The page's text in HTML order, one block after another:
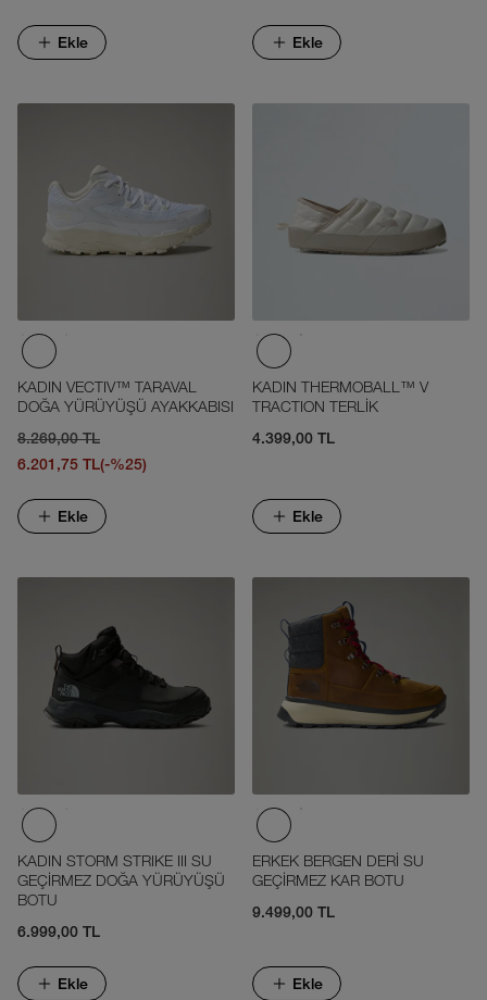
Ekle Ekle
KADIN VECTIV™ TARAVAL
DOĞA YÜRÜYÜŞÜ AYAKKABISI
8.269,00 TL
6.201,75 TL(-%25)
Ekle
KADIN THERMOBALL™ V
TRACTION TERLİK
4.399,00 TL
Ekle
KADIN STORM STRIKE III SU
GEÇİRMEZ DOĞA YÜRÜYÜŞÜ
BOTU
6.999,00 TL
Ekle
ERKEK BERGEN DERİ SU
GEÇİRMEZ KAR BOTU
9.499,00 TL
Ekle